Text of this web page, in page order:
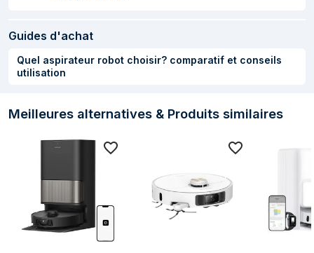
Guides d'achat
Quel aspirateur robot choisir? comparatif et conseils
utilisation
Meilleures alternatives & Produits similaires